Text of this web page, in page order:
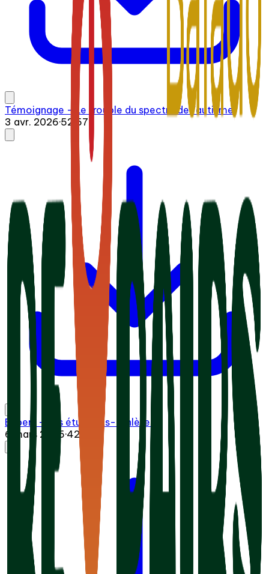
Témoignage - Le trouble du spectre de l'autisme
3 avr. 2026·52:57
Expert - Les étudiants-athlètes
6 mars 2026·42:22